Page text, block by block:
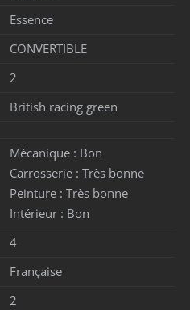
Essence
CONVERTIBLE
2
British racing green
Mécanique : Bon
Carrosserie : Très bonne
Peinture : Très bonne
Intérieur : Bon
4
Française
2